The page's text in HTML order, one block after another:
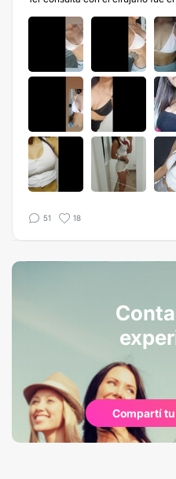
51 18
Compartí